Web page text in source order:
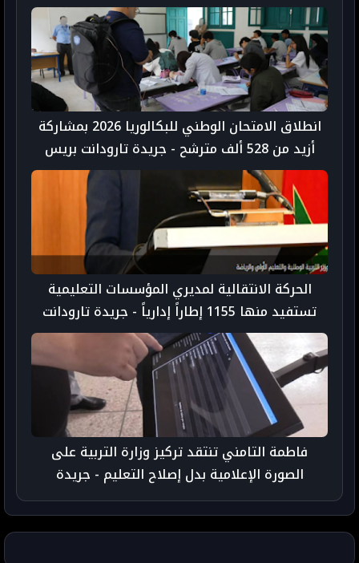
انطلاق الامتحان الوطني للبكالوريا 2026 بمشاركة
أزيد من 528 ألف مترشح - جريدة تارودانت بريس
الحركة الانتقالية لمديري المؤسسات التعليمية
تستفيد منها 1155 إطاراً إدارياً - جريدة تارودانت
بريس
فاطمة التامني تنتقد تركيز وزارة التربية على
الصورة الإعلامية بدل إصلاح التعليم - جريدة
تارودانت بريس